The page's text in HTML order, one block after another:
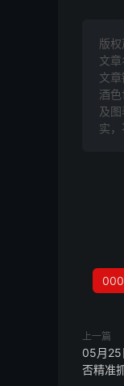
版
文
文章
酒
及
实
上一篇
05月25
否精准